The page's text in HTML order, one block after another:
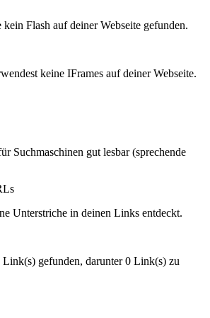
Flash auf deiner Webseite gefunden.
keine IFrames auf deiner Webseite.
Suchmaschinen gut lesbar (sprechende
Unterstriche in deinen Links entdeckt.
Link(s) gefunden, darunter 0 Link(s) zu